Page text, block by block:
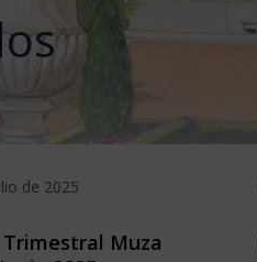
de 2025
Muza